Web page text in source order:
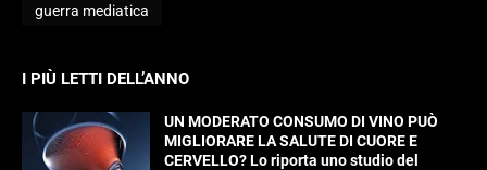
guerra mediatica
I PIÙ LETTI DELL’ANNO
UN MODERATO CONSUMO DI VINO PUÒ
MIGLIORARE LA SALUTE DI CUORE E
CERVELLO? Lo riporta uno studio del